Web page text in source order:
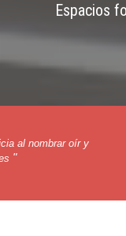
al nombrar oír y
"